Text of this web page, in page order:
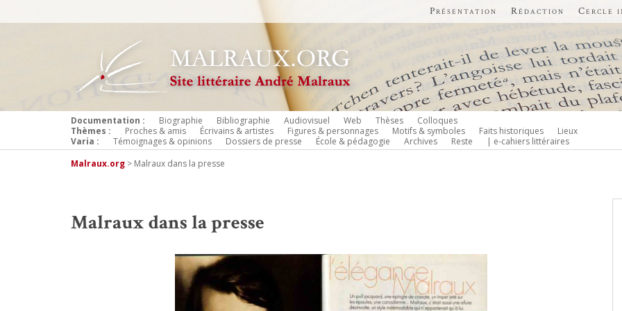
Présentation Rédaction Cercle
Documentation : Biographie Bibliographie Audiovisuel Web Thèses
Colloques
Thèmes :
Proches & amis Écrivains & artistes Figures & personnages Motifs & symboles Faits historiques
Lieux
Varia :
Témoignages & opinions Dossiers de presse École & pédagogie Archives Reste
| e-cahiers littéraires
Malraux.org > Malraux dans la presse
Malraux dans la presse